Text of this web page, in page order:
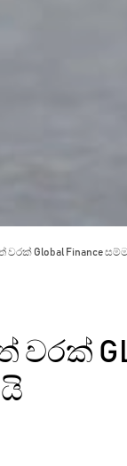
වරක් Global Finance
වරක්